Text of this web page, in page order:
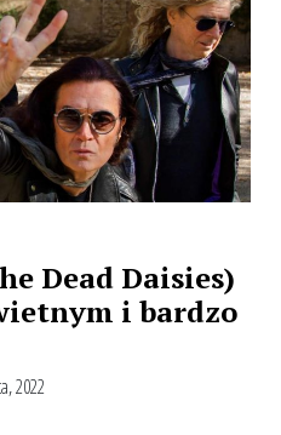
Dead Daisies)
i bardzo
2022